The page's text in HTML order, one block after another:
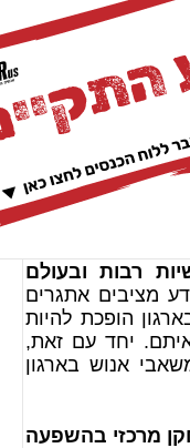
רבות ובעולם
מציבים אתגרים
הופכת להיות
איתם. יחד עם זאת,
אנוש בארגון
מרכזי בהשפעה